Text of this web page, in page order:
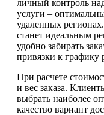
личный контроль
услуги –
удаленных
станет идеальным
удобно забирать
привязки к графику
При расчете
и вес заказа.
выбрать наиболее
качество вариант